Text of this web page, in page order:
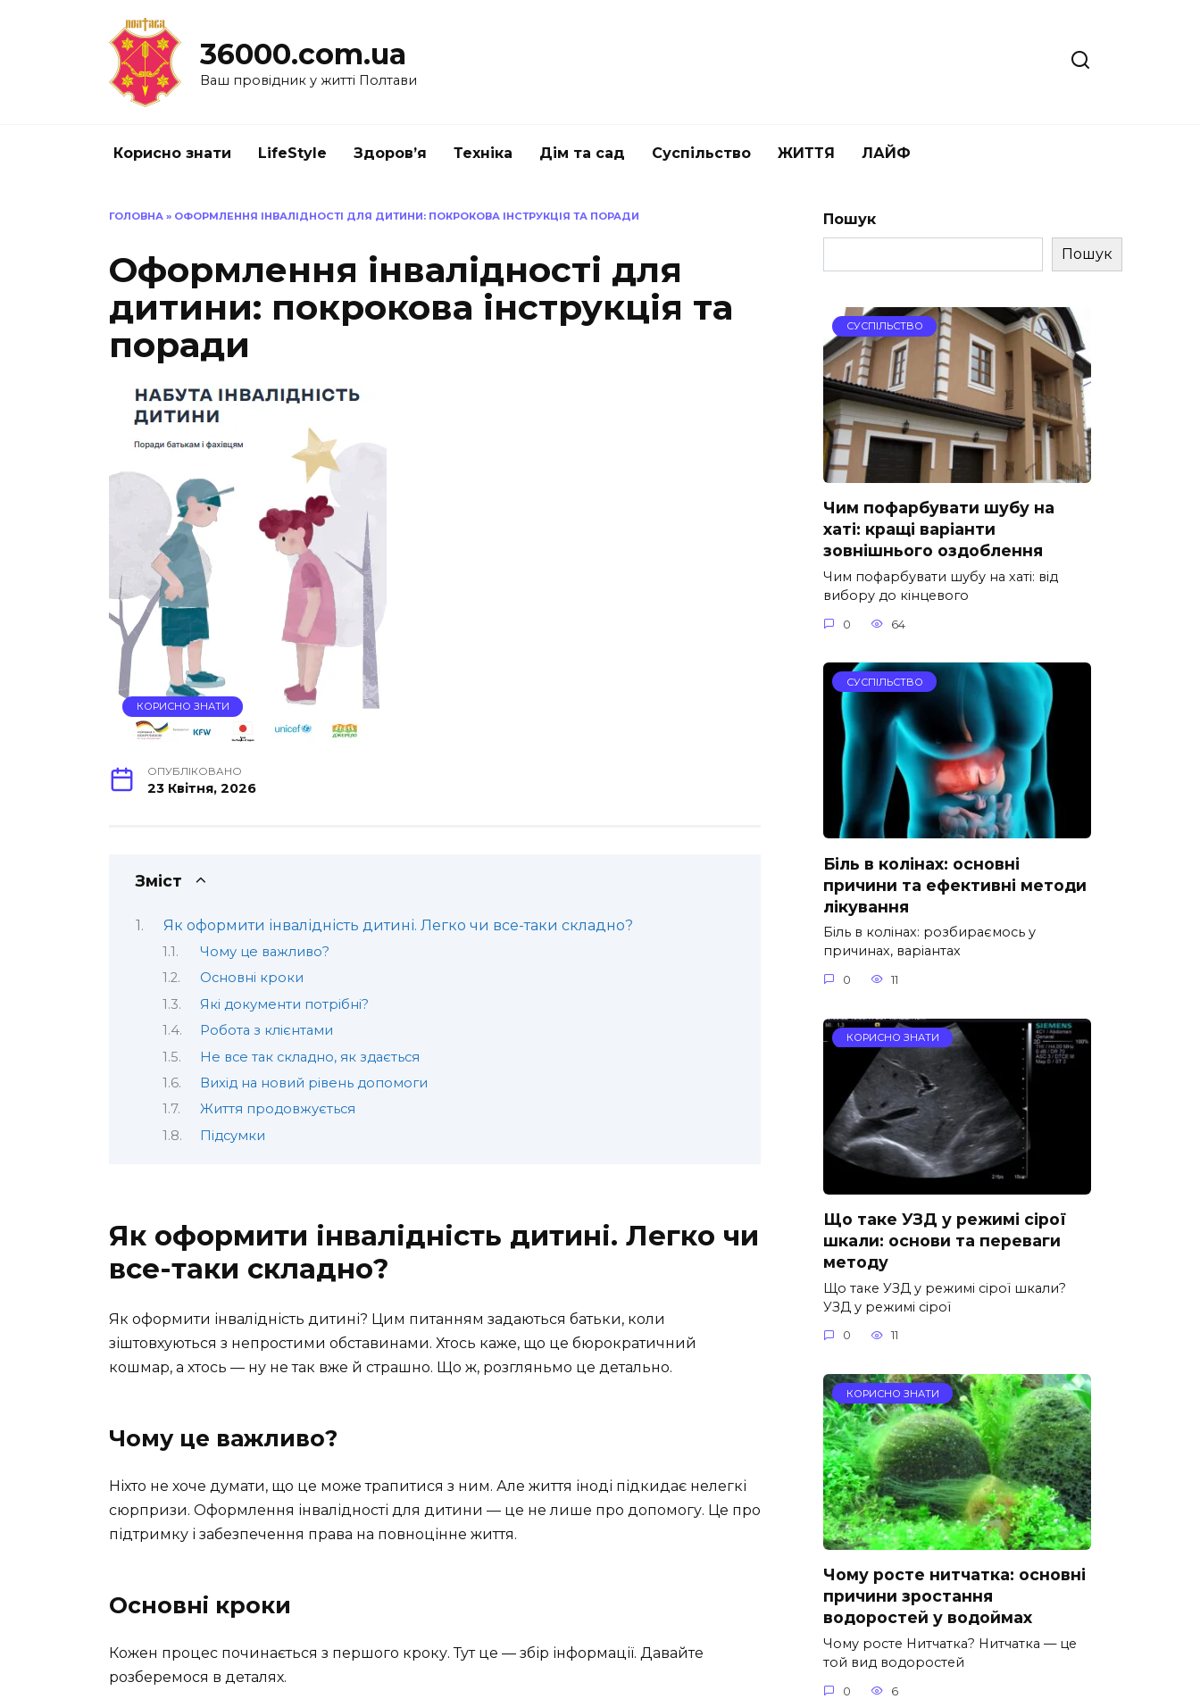
36000.com.ua
Ваш провідник у житті Полтави
Корисно знати LifeStyle Здоров’я Техніка Дім та сад Суспільство ЖИТТЯ ЛАЙФ
ГОЛОВНА » ОФОРМЛЕННЯ ІНВАЛІДНОСТІ ДЛЯ ДИТИНИ: ПОКРОКОВА ІНСТРУКЦІЯ ТА ПОРАДИ
Оформлення інвалідності для
дитини: покрокова інструкція та
поради
КОРИСНО ЗНАТИ
ОПУБЛІКОВАНО
23 Квітня, 2026
Зміст
Як оформити інвалідність дитині. Легко чи все-таки складно?
Чому це важливо?
Основні кроки
Які документи потрібні?
Робота з клієнтами
Не все так складно, як здається
Вихід на новий рівень допомоги
Життя продовжується
Підсумки
Як оформити інвалідність дитині. Легко чи
все-таки складно?
Як оформити інвалідність дитині? Цим питанням задаються батьки, коли
зіштовхуються з непростими обставинами. Хтось каже, що це бюрократичний
кошмар, а хтось — ну не так вже й страшно. Що ж, розгляньмо це детально.
Чому це важливо?
Ніхто не хоче думати, що це може трапитися з ним. Але життя іноді підкидає нелегкі
сюрпризи. Оформлення інвалідності для дитини — це не лише про допомогу. Це про
підтримку і забезпечення права на повноцінне життя.
Основні кроки
Кожен процес починається з першого кроку. Тут це — збір інформації. Давайте
розберемося в деталях.
Пошук
Пошук
СУСПІЛЬСТВО
Чим пофарбувати шубу на
хаті: кращі варіанти
зовнішнього оздоблення
Чим пофарбувати шубу на хаті: від
вибору до кінцевого
0 64
СУСПІЛЬСТВО
Біль в колінах: основні
причини та ефективні методи
лікування
Біль в колінах: розбираємось у
причинах, варіантах
0 11
КОРИСНО ЗНАТИ
Що таке УЗД у режимі сірої
шкали: основи та переваги
методу
Що таке УЗД у режимі сірої шкали?
УЗД у режимі сірої
0 11
КОРИСНО ЗНАТИ
Чому росте нитчатка: основні
причини зростання
водоростей у водоймах
Чому росте Нитчатка? Нитчатка — це
той вид водоростей
0 6